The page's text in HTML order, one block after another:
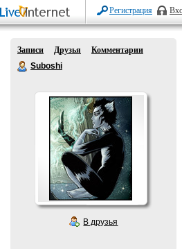
Регистрация
Записи Друзья
Комментарии
Suboshi
В друзья